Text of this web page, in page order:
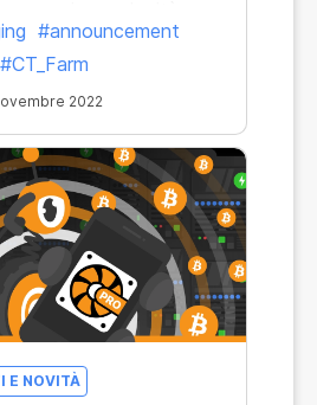
Farm PRO su iOS. È
#announcement
#CT_Farm
2022
E NOVITÀ